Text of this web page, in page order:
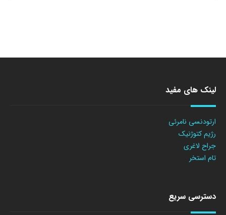
لینک های مفید
ارتودنسی نامرئی
رژیم کتوژنیک
جراح لاغری
تام استخر
دسترسی سریع